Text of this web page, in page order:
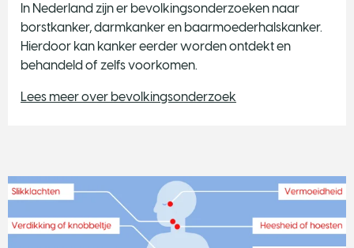
In Nederland zijn er bevolkingsonderzoeken naar
borstkanker, darmkanker en baarmoederhalskanker.
Hierdoor kan kanker eerder worden ontdekt en
behandeld of zelfs voorkomen.
Lees meer over bevolkingsonderzoek